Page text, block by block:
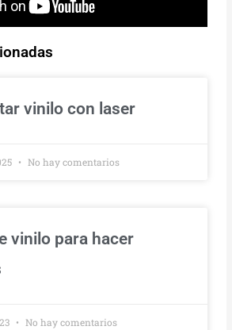
vinilo con laser
No hay comentarios
vinilo para hacer
No hay comentarios